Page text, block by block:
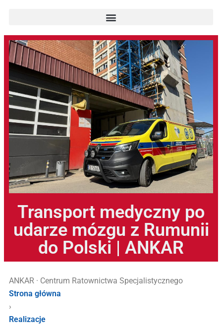
Transport medyczny po
udarze mózgu z Rumunii
do Polski | ANKAR
ANKAR · Centrum Ratownictwa Specjalistycznego
Strona główna
›
Realizacje